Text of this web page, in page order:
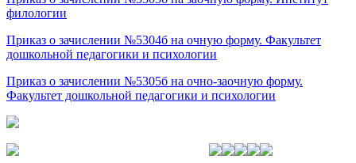
филологии
Приказ о зачислении №5304б на очную форму. Факультет
дошкольной педагогики и психологии
Приказ о зачислении №5305б на очно-заочную форму.
Факультет дошкольной педагогики и психологии